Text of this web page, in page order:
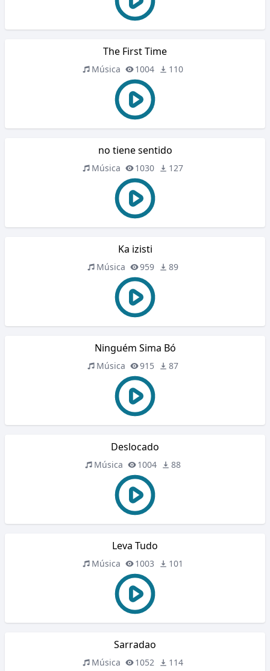
The First Time
Música 1004 110
no tiene sentido
Música 1030 127
Ka izisti
Música 959 89
Ninguém Sima Bó
Música 915 87
Deslocado
Música 1004 88
Leva Tudo
Música 1003 101
Sarradao
Música 1052 114